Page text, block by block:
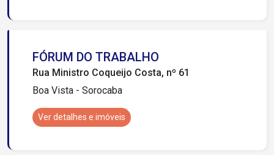
FÓRUM DO TRABALHO
Rua Ministro Coqueijo Costa, nº 61
Boa Vista - Sorocaba
Ver detalhes e imóveis